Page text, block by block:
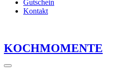
Gutschein
Kontakt
KOCHMOMENTE